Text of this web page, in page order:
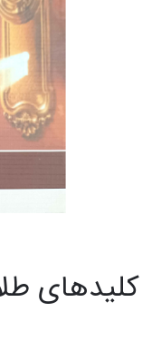
کلیدهای